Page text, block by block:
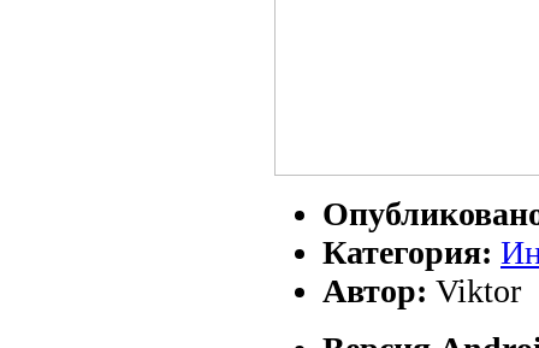
Категория:
Автор: Viktor